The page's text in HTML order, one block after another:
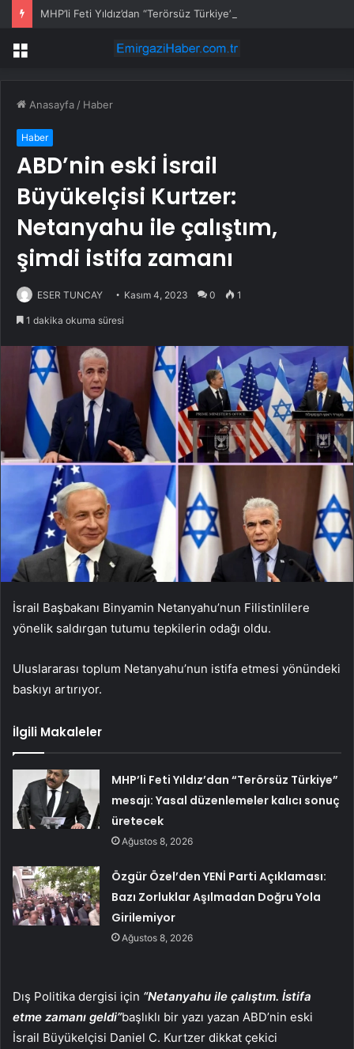
Menü
Anasayfa / Haber
Haber
ABD’nin eski İsrail
Büyükelçisi Kurtzer:
Netanyahu ile çalıştım,
şimdi istifa zamanı
ESER TUNCAY Kasım 4, 2023 0 1
1 dakika okuma süresi
İsrail Başbakanı Binyamin Netanyahu’nun Filistinlilere
yönelik saldırgan tutumu tepkilerin odağı oldu.
Uluslararası toplum Netanyahu’nun istifa etmesi yönündeki
baskıyı artırıyor.
İlgili Makaleler
MHP’li Feti Yıldız’dan “Terörsüz Türkiye”
mesajı: Yasal düzenlemeler kalıcı sonuç
üretecek
Ağustos 8, 2026
Özgür Özel’den YENİ Parti Açıklaması:
Bazı Zorluklar Aşılmadan Doğru Yola
Girilemiyor
Ağustos 8, 2026
Dış Politika dergisi için “Netanyahu ile çalıştım. İstifa
etme zamanı geldi”başlıklı bir yazı yazan ABD’nin eski
İsrail Büyükelçisi Daniel C. Kurtzer dikkat çekici